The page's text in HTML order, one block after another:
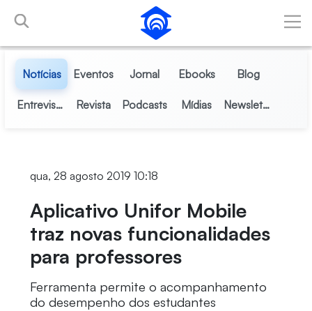
Pular para o Conteúdo principal
Notícias Eventos Jornal Ebooks Blog
Entrevistas Revista Podcasts Mídias Newsletter
qua, 28 agosto 2019 10:18
Aplicativo Unifor Mobile
traz novas funcionalidades
para professores
Ferramenta permite o acompanhamento
do desempenho dos estudantes